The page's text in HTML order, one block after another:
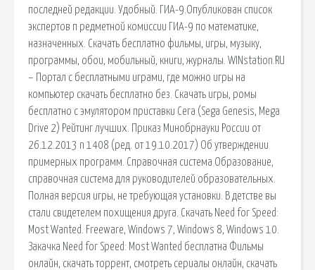
последней редакции. Удобный. ГИА-9.Опубликован список
экспертов п редметной комиссии ГИА-9 по математике,
назначенных. Скачать бесплатно фильмы, игры, музыку,
программы, обои, мобильный, книги, журналы. WINstation.RU
– Портал с бесплатными играми, где можно игры на
компьютер скачать бесплатно без. Скачать игры, ромы
бесплатно с эмулятором приставки Сега (Sega Genesis, Mega
Drive 2) Рейтинг лучших. Приказ Минобрнауки России от
26.12.2013 n 1408 (ред. от 19.10.2017) Об утверждении
примерных программ. Справочная система Образование,
справочная система для руководителей образовательных.
Полная версия игры, не требующая установки. В детстве вы
стали свидетелем похищения друга. Скачать Need for Speed:
Most Wanted. Freeware, Windows 7, Windows 8, Windows 10.
Закачка Need for Speed: Most Wanted бесплатна Фильмы
онлайн, скачать торрент, смотреть сериалы онлайн, скачать